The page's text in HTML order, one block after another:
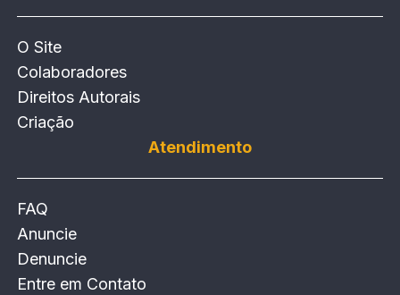
O Site
Colaboradores
Direitos Autorais
Criação
Atendimento
FAQ
Anuncie
Denuncie
Entre em Contato